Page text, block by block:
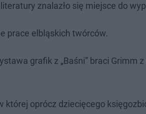
znalazło się miejsce do
prace elbląskich twórców.
grafik z „Baśni” braci Grimm
której oprócz dziecięcego